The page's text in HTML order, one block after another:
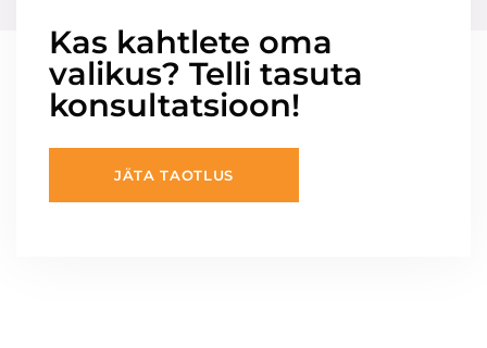
Kas kahtlete oma
valikus? Telli tasuta
konsultatsioon!
JÄTA TAOTLUS